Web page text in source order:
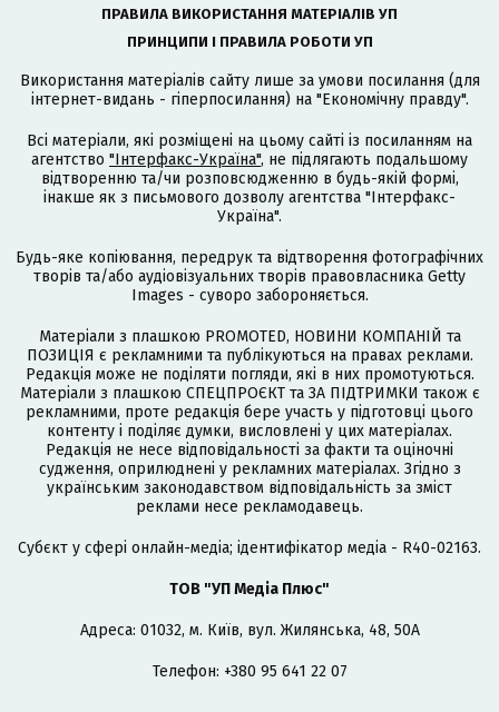
ПРАВИЛА ВИКОРИСТАННЯ МАТЕРІАЛІВ УП
ПРИНЦИПИ І ПРАВИЛА РОБОТИ УП
Використання матеріалів сайту лише за умови посилання (для
інтернет-видань - гіперпосилання) на "Економічну правду".
Всі матеріали, які розміщені на цьому сайті із посиланням на
агентство "Інтерфакс-Україна", не підлягають подальшому
відтворенню та/чи розповсюдженню в будь-якій формі,
інакше як з письмового дозволу агентства "Інтерфакс-
Україна".
Будь-яке копіювання, передрук та відтворення фотографічних
творів та/або аудіовізуальних творів правовласника Getty
Images - суворо забороняється.
Матеріали з плашкою PROMOTED, НОВИНИ КОМПАНІЙ та
ПОЗИЦІЯ є рекламними та публікуються на правах реклами.
Редакція може не поділяти погляди, які в них промотуються.
Матеріали з плашкою СПЕЦПРОЄКТ та ЗА ПІДТРИМКИ також є
рекламними, проте редакція бере участь у підготовці цього
контенту і поділяє думки, висловлені у цих матеріалах.
Редакція не несе відповідальності за факти та оціночні
судження, оприлюднені у рекламних матеріалах. Згідно з
українським законодавством відповідальність за зміст
реклами несе рекламодавець.
Cубєкт у сфері онлайн-медіа; ідентифікатор медіа - R40-02163.
ТОВ "УП Медіа Плюс"
Адреса: 01032, м. Київ, вул. Жилянська, 48, 50А
Телефон: +380 95 641 22 07